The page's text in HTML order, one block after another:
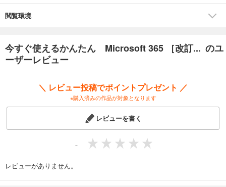
・第１章 基本的な文書を作成しよう
Excel
・第１章 表を作成しよう
・第４章 グラフを作成しよう
・第５章 データを整理／抽出しよう
・第６章 Excelの印刷と保護
・第１章 PowerPointの基本操作を知ろう
・第３章 プレゼンテーションを実行しよう
Outlook
・第１章 Outlookの基本操作を知ろう
・第２章 メールを管理しよう
閲覧環境
今すぐ使えるかんたん Microsoft 365 ［改訂... のユ
ーザーレビュー
＼ レビュー投稿でポイントプレゼント ／
※購入済みの作品が対象となります
レビューを書く
-
レビューがありません。